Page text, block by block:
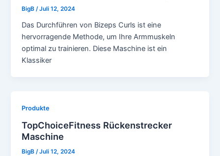
BigB/Juli 12, 2024
Das Durchführen von Bizeps Curls ist eine
hervorragende Methode, um Ihre Armmuskeln
optimal zu trainieren. Diese Maschine ist ein
Klassiker
Produkte
TopChoiceFitness Rückenstrecker
Maschine
BigB /Juli 12, 2024